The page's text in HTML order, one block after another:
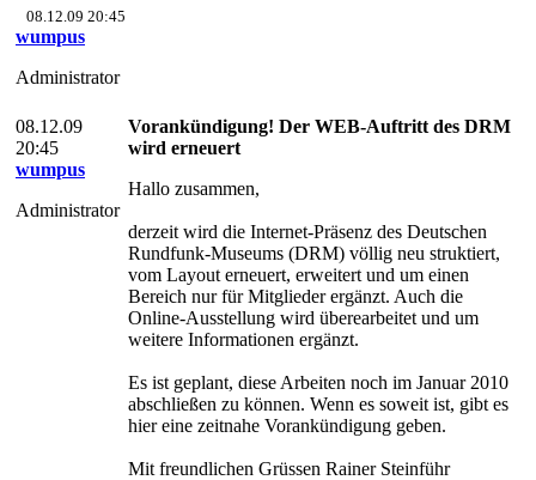
08.12.09 20:45
wumpus
Administrator
08.12.09
20:45
wumpus
Administrator
Vorankündigung! Der WEB-Auftritt des DRM
wird erneuert
Hallo zusammen,
derzeit wird die Internet-Präsenz des Deutschen
Rundfunk-Museums (DRM) völlig neu struktiert,
vom Layout erneuert, erweitert und um einen
Bereich nur für Mitglieder ergänzt. Auch die
Online-Ausstellung wird überearbeitet und um
weitere Informationen ergänzt.
Es ist geplant, diese Arbeiten noch im Januar 2010
abschließen zu können. Wenn es soweit ist, gibt es
hier eine zeitnahe Vorankündigung geben.
Mit freundlichen Grüssen Rainer Steinführ